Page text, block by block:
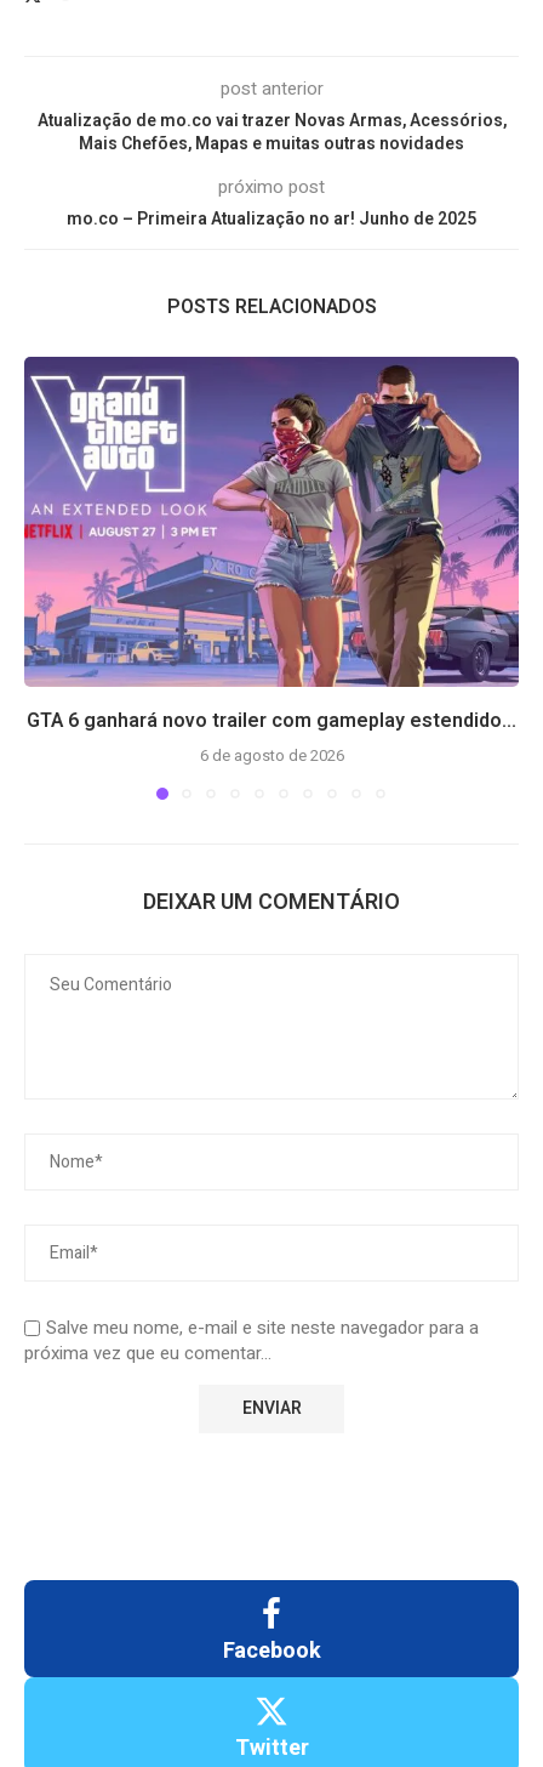
post anterior
Atualização de mo.co vai trazer Novas Armas, Acessórios,
Mais Chefões, Mapas e muitas outras novidades
próximo post
mo.co – Primeira Atualização no ar! Junho de 2025
POSTS RELACIONADOS
GTA 6 ganhará novo trailer com gameplay estendido...
6 de agosto de 2026
DEIXAR UM COMENTÁRIO
Salve meu nome, e-mail e site neste navegador para a
próxima vez que eu comentar...
Facebook
Twitter